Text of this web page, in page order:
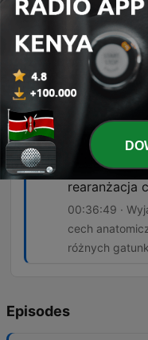
zwierząt i
rządzą się
również
00:21:37 ·
dalszej
skorupę
dosyć
rearanżacja
00:36:49 ·
cech
różnych
Episodes